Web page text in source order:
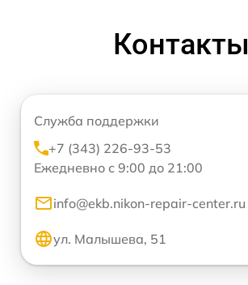
Контакты
Служба поддержки
+7 (343) 226-93-53
Ежедневно с 9:00 до 21:00
info@ekb.nikon-repair-center.ru
ул. Малышева, 51